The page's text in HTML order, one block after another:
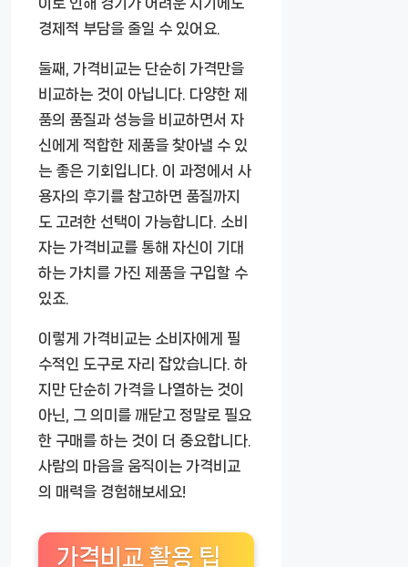
경제적 부담을 줄일 수 있어요.
둘째, 가격비교는 단순히 가격만을
비교하는 것이 아닙니다. 다양한 제
품의 품질과 성능을 비교하면서 자
신에게 적합한 제품을 찾아낼 수 있
는 좋은 기회입니다. 이 과정에서 사
용자의 후기를 참고하면 품질까지
도 고려한 선택이 가능합니다. 소비
자는 가격비교를 통해 자신이 기대
하는 가치를 가진 제품을 구입할 수
있죠.
이렇게 가격비교는 소비자에게 필
수적인 도구로 자리 잡았습니다. 하
지만 단순히 가격을 나열하는 것이
아닌, 그 의미를 깨닫고 정말로 필요
한 구매를 하는 것이 더 중요합니다.
사람의 마음을 움직이는 가격비교
의 매력을 경험해보세요!
가격비교 활용 팁